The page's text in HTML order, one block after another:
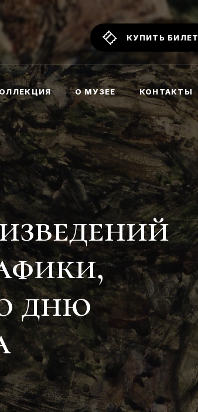
КУПИТЬ БИЛЕТ
О МУЗЕЕ КОНТАКТЫ
дню